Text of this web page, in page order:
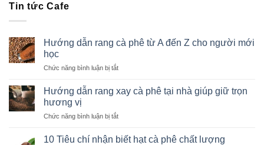
Tin tức Cafe
Hướng dẫn rang cà phê từ A đến Z cho người mới
học
Chức năng bình luận bị tắtở
rang
phê
A
Hướng dẫn rang xay cà phê tại nhà giúp giữ trọn
hương vị
Chức năng bình luận bị tắtở
dẫn
10 Tiêu chí nhận biết hạt cà phê chất lượng